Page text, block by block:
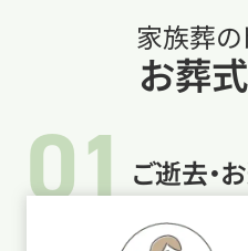
家族葬の
お葬
01 ご逝去・